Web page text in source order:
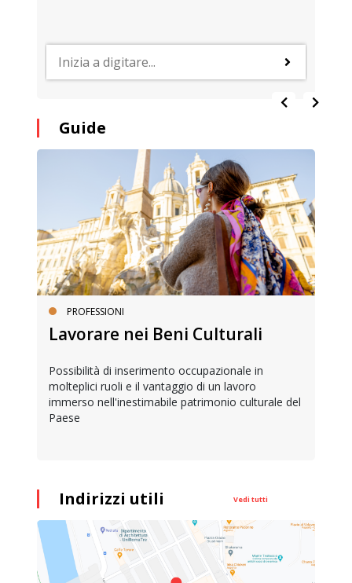
Guide
PROFESSIONI
Lavorare nei Beni Culturali
Possibilità di inserimento occupazionale in
molteplici ruoli e il vantaggio di un lavoro
immerso nell'inestimabile patrimonio culturale del
Paese
Indirizzi utili Vedi tutti